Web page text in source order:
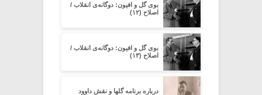
بوی گل و افیون: دوگانه‌ی انقلاب /
اصلاح (۱۲)
بوی گل و افیون: دوگانه‌ی انقلاب /
اصلاح (۱۳)
درباره برنامه گلها و نقش داوود